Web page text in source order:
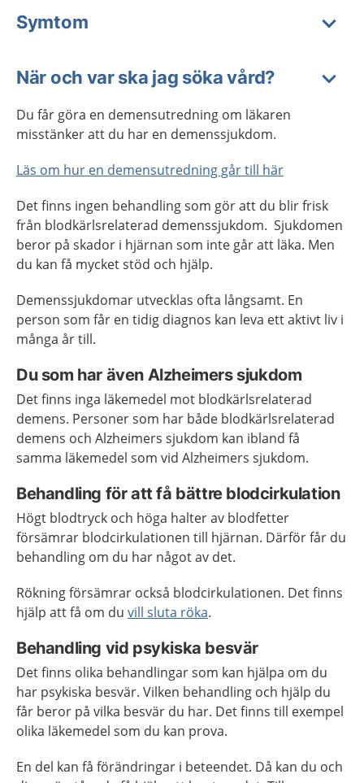
Symtom
När och var ska jag söka vård?
Du får göra en demensutredning om läkaren
misstänker att du har en demenssjukdom.
Läs om hur en demensutredning går till här
Det finns ingen behandling som gör att du blir frisk
från blodkärlsrelaterad demenssjukdom. Sjukdomen
beror på skador i hjärnan som inte går att läka. Men
du kan få mycket stöd och hjälp.
Demenssjukdomar utvecklas ofta långsamt. En
person som får en tidig diagnos kan leva ett aktivt liv i
många år till.
Du som har även Alzheimers sjukdom
Det finns inga läkemedel mot blodkärlsrelaterad
demens. Personer som har både blodkärlsrelaterad
demens och Alzheimers sjukdom kan ibland få
samma läkemedel som vid Alzheimers sjukdom.
Behandling för att få bättre blodcirkulation
Högt blodtryck och höga halter av blodfetter
försämrar blodcirkulationen till hjärnan. Därför får du
behandling om du har något av det.
Rökning försämrar också blodcirkulationen. Det finns
hjälp att få om du vill sluta röka.
Behandling vid psykiska besvär
Det finns olika behandlingar som kan hjälpa om du
har psykiska besvär. Vilken behandling och hjälp du
får beror på vilka besvär du har. Det finns till exempel
olika läkemedel som du kan prova.
En del kan få förändringar i beteendet. Då kan du och